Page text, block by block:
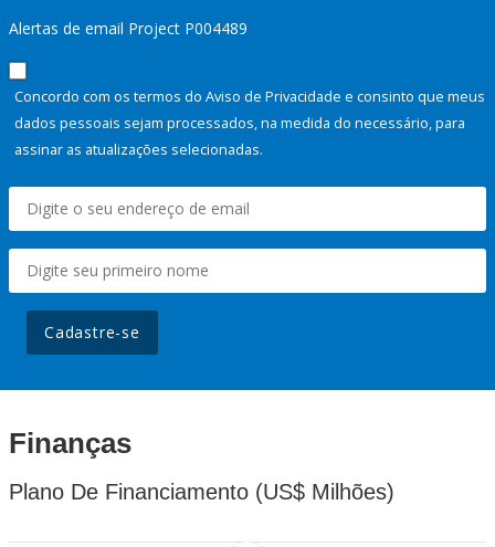
Alertas de email Project P004489
Concordo com os termos do Aviso de Privacidade e consinto que meus
dados pessoais sejam processados, na medida do necessário, para
assinar as atualizações selecionadas.
Cadastre-se
Finanças
Plano De Financiamento (US$ Milhões)